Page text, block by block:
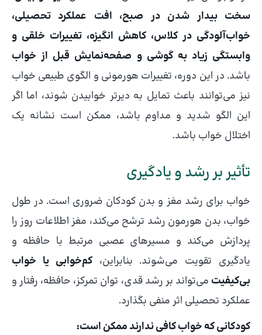
سخت بیدار شدن در صبح، افت عملکرد تحصیلی،
خواب‌آلودگی در کلاس، کاهش انگیزه، تغییرات خلقی و
وابستگی زیاد به گوشی و صفحه‌نمایش قبل از خواب
باشد. در این دوره، تغییرات هورمونی و الگوی طبیعی خواب
نیز می‌توانند باعث تمایل به دیرتر خوابیدن شوند، اما اگر
این الگو شدید و مداوم باشد، ممکن است نشانه یک
اختلال خواب باشد.
تأثیر بر رشد و یادگیری
خواب برای رشد مغز و بدن کودکان ضروری است. در طول
خواب، بدن هورمون رشد ترشح می‌کند، مغز اطلاعات روز را
پردازش می‌کند و مسیرهای عصبی مرتبط با حافظه و
یادگیری تقویت می‌شوند. بنابراین،کم‌خوابی یا خواب
بی‌کیفیت می‌تواند بر رشد قدی، توان تمرکز، حافظه، رفتار و
عملکرد تحصیلی اثر منفی بگذارد.
کودکانی که خواب کافی ندارند ممکن است: